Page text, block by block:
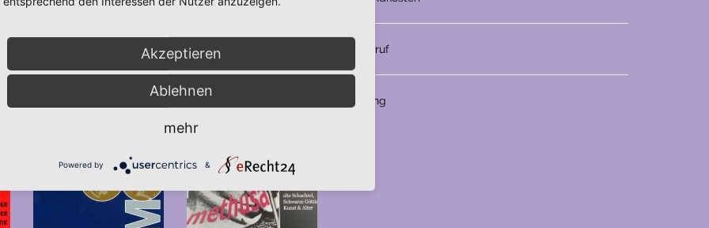
Widerruf
Zahlung
Akzeptieren
Ablehnen
mehr
Powered by &